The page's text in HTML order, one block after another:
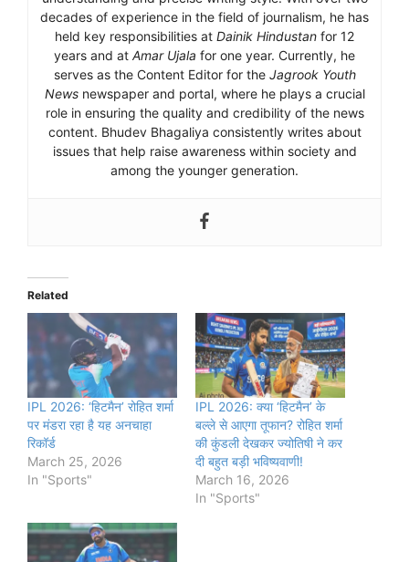
decades of experience in the field of journalism, he has
held key responsibilities at Dainik Hindustan for 12
years and at Amar Ujala for one year. Currently, he
serves as the Content Editor for the Jagrook Youth
Newsnewspaper and portal, where he plays a crucial
role in ensuring the quality and credibility of the news
content. Bhudev Bhagaliya consistently writes about
issues that help raise awareness within society and
among the younger generation.
Related
IPL 2026: ‘हिटमैन’ रोहित शर्मा
पर मंडरा रहा है यह अनचाहा
रिकॉर्ड
March 25, 2026
In "Sports"
IPL 2026: क्या ‘हिटमैन’ के
बल्ले से आएगा तूफान? रोहित शर्मा
की कुंडली देखकर ज्योतिषी ने कर
दी बहुत बड़ी भविष्यवाणी!
March 16, 2026
In "Sports"